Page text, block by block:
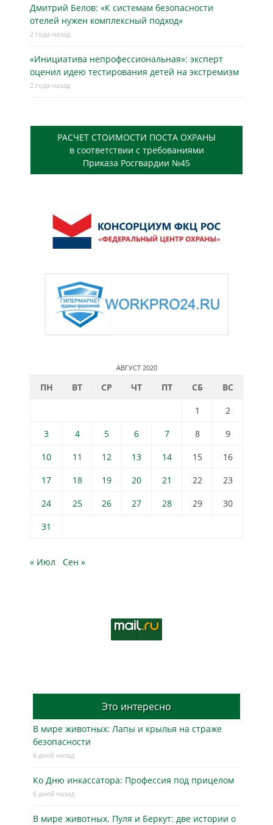
Дмитрий Белов: «К системам безопасности
отелей нужен комплексный подход»
2 года назад
«Инициатива непрофессиональная»: эксперт
оценил идею тестирования детей на экстремизм
2 года назад
РАСЧЕТ СТОИМОСТИ ПОСТА ОХРАНЫ
в соответствии с требованиями
Приказа Росгвардии №45
АВГУСТ 2020
ПН ВТ СР ЧТ ПТ СБ
ВС
1
2
3
4 5 6 7 8
9
10
11 12 13 14 15
16
17
18 19 20 21 22
23
24
25 26 27 28 29
30
31
« Июл Сен »
Это интересно
В мире животных: Лапы и крылья на страже
безопасности
6 дней назад
Ко Дню инкассатора: Профессия под прицелом
6 дней назад
В мире животных. Пуля и Беркут: две истории о